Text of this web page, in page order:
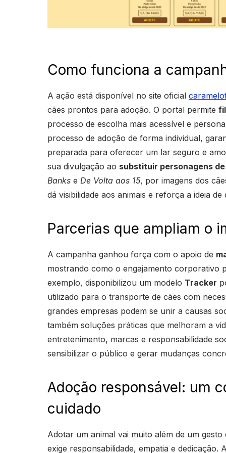
Como funciona a
A ação está disponível no site oficial
cães prontos para adoção. O portal permite
processo de escolha mais acessível e
processo de adoção de forma individual,
preparada para oferecer um lar seguro e
sua divulgação ao substituir personagens
Banks e De Volta aos 15, por imagens dos
dá visibilidade aos animais e reforça a ideia
Parcerias que ampliam o
A campanha ganhou força com o apoio de
mostrando como o engajamento corporativo
exemplo, disponibilizou um modelo Tracker
utilizado para o transporte de cães com
grandes empresas podem se unir a causas
também soluções práticas que melhoram a
entretenimento, marcas e responsabilidade
sensibilizar o público e gerar mudanças
Adoção responsável: um
cuidado
Adotar um animal vai muito além de um
exige responsabilidade, empatia e